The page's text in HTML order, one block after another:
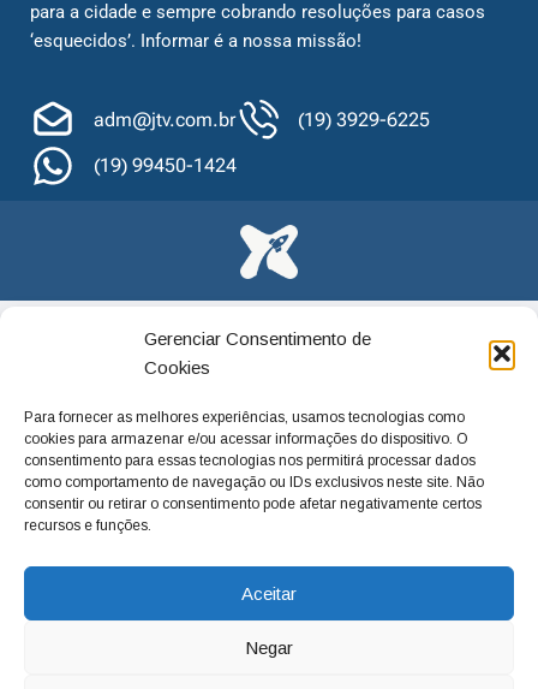
Gerenciar Consentimento de
Cookies
Para fornecer as melhores experiências, usamos tecnologias como
cookies para armazenar e/ou acessar informações do dispositivo. O
consentimento para essas tecnologias nos permitirá processar dados
como comportamento de navegação ou IDs exclusivos neste site. Não
consentir ou retirar o consentimento pode afetar negativamente certos
recursos e funções.
Aceitar
Negar
para a cidade e sempre cobrando resoluções para casos
‘esquecidos’. Informar é a nossa missão!
adm@jtv.com.br
(19) 3929-6225
(19) 99450-1424